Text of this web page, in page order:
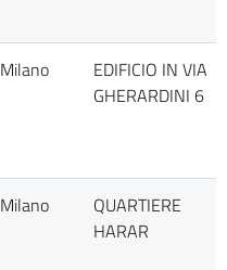
Milano
EDIFICIO IN VIA
GHERARDINI 6
Milano
QUARTIERE
HARAR